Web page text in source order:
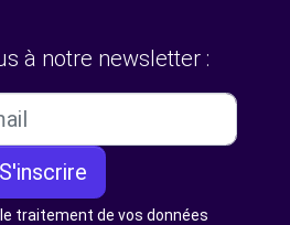
à notre newsletter :
S'inscrire
traitement de vos données